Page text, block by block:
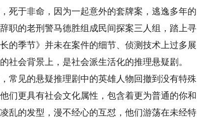
死于非命，因为一起意外的套牌案，逃逸多年的
职的老刑警马德胜组成民间探案三人组，踏上寻
的季节》并未在案件的细节、侦测技术上过多展
社会背景上，是社会派生活化的推理悬疑剧。
见的悬疑推理剧中的英雄人物回撤到没有特殊
们更具有社会文化属性，包含着更为普通的你和
乱的发型，漫不经心的互怼，他们游荡在未经特